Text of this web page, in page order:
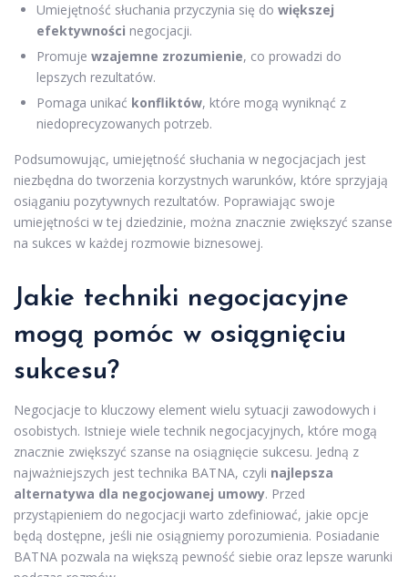
Umiejętność słuchania przyczynia się do większej
efektywności negocjacji.
Promuje wzajemne zrozumienie, co prowadzi do
lepszych rezultatów.
Pomaga unikać konfliktów, które mogą wyniknąć z
niedoprecyzowanych potrzeb.
Podsumowując, umiejętność słuchania w negocjacjach jest
niezbędna do tworzenia korzystnych warunków, które sprzyjają
osiąganiu pozytywnych rezultatów. Poprawiając swoje
umiejętności w tej dziedzinie, można znacznie zwiększyć szanse
na sukces w każdej rozmowie biznesowej.
Jakie techniki negocjacyjne
mogą pomóc w osiągnięciu
sukcesu?
Negocjacje to kluczowy element wielu sytuacji zawodowych i
osobistych. Istnieje wiele technik negocjacyjnych, które mogą
znacznie zwiększyć szanse na osiągnięcie sukcesu. Jedną z
najważniejszych jest technika BATNA, czyli najlepsza
alternatywa dla negocjowanej umowy. Przed
przystąpieniem do negocjacji warto zdefiniować, jakie opcje
będą dostępne, jeśli nie osiągniemy porozumienia. Posiadanie
BATNA pozwala na większą pewność siebie oraz lepsze warunki